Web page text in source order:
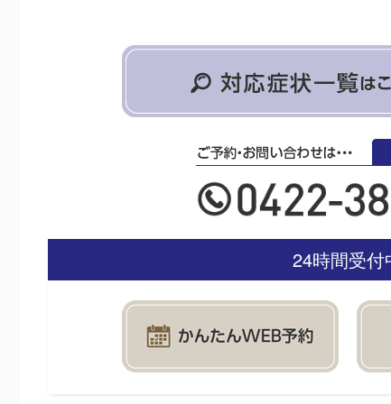
24時間受付